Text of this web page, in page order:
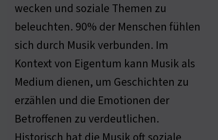
wecken und soziale Themen zu
beleuchten. 90% der Menschen fühlen
sich durch Musik verbunden. Im
Kontext von Eigentum kann Musik als
Medium dienen, um Geschichten zu
erzählen und die Emotionen der
Betroffenen zu verdeutlichen.